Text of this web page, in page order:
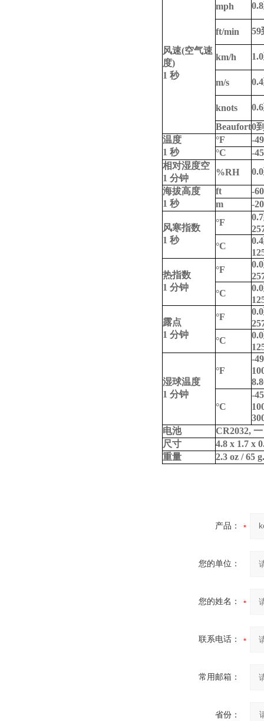
风速(空气速
度)
1 秒
mph 0.8
ft/min 59
km/h 1.0
m/s 0.4
knots 0.6
Beaufort0
温度
1 秒
°F
-
°C
-
相对湿度空
1 分钟
%RH 0.0
海拔高度
1 秒
ft
-
m
-
风寒指数
1 秒
°F
0.7
°C
0.4
热指数
1 分钟
°F
0.0
°C
0.0
露点
1 分钟
°F
0.0
°C
0.0
湿球温度
1 分钟
°F
-
°C
-
电池
CR2032,
尺寸
4.8 x 1.7 x
重量
2.3 oz / 65
产品：
您的单位：
您的姓名：
联系电话：
常用邮箱：
省份：